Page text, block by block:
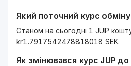
Який поточний курс
Станом на сьогодні 1 JUP
kr1.7917542478818018 SEK.
Як змінювався курс JUP до